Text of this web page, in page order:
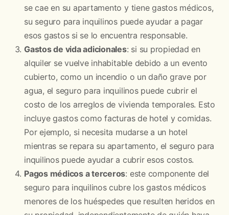
se cae en su apartamento y tiene gastos médicos,
su seguro para inquilinos puede ayudar a pagar
esos gastos si se lo encuentra responsable.
Gastos de vida adicionales: si su propiedad en
alquiler se vuelve inhabitable debido a un evento
cubierto, como un incendio o un daño grave por
agua, el seguro para inquilinos puede cubrir el
costo de los arreglos de vivienda temporales. Esto
incluye gastos como facturas de hotel y comidas.
Por ejemplo, si necesita mudarse a un hotel
mientras se repara su apartamento, el seguro para
inquilinos puede ayudar a cubrir esos costos.
Pagos médicos a terceros: este componente del
seguro para inquilinos cubre los gastos médicos
menores de los huéspedes que resulten heridos en